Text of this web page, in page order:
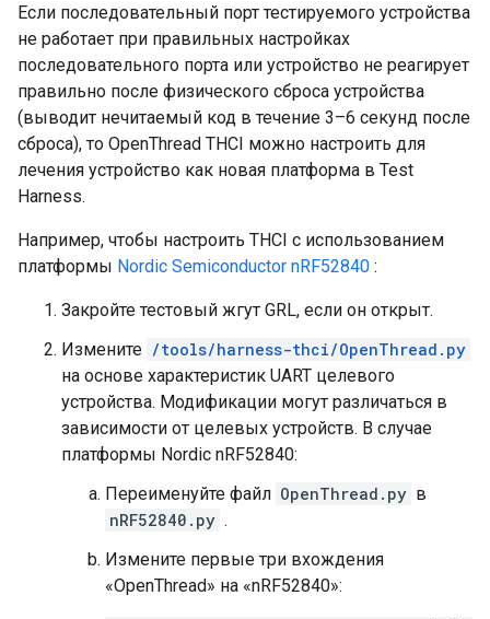
Если последовательный порт тестируемого устройства
не работает при правильных настройках
последовательного порта или устройство не реагирует
правильно после физического сброса устройства
(выводит нечитаемый код в течение 3–6 секунд после
сброса), то OpenThread THCI можно настроить для
лечения устройство как новая платформа в Test
Harness.
Например, чтобы настроить THCI с использованием
платформы Nordic Semiconductor nRF52840 :
Закройте тестовый жгут GRL, если он открыт.
Измените /tools/harness-thci/OpenThread.py
на основе характеристик UART целевого
устройства. Модификации могут различаться в
зависимости от целевых устройств. В случае
платформы Nordic nRF52840:
Переименуйте файл OpenThread.py в
nRF52840.py .
Измените первые три вхождения
«OpenThread» на «nRF52840»: